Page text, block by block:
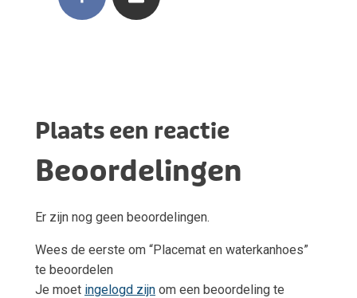
Plaats een reactie
Beoordelingen
Er zijn nog geen beoordelingen.
Wees de eerste om “Placemat en waterkanhoes”
te beoordelen
Je moet ingelogd zijn om een beoordeling te